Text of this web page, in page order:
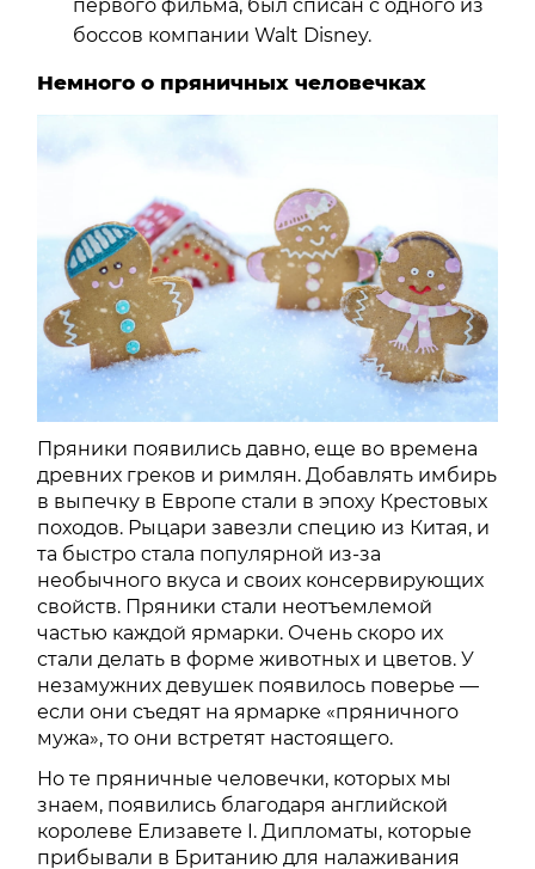
первого фильма, был списан с одного из
боссов компании Walt Disney.
Немного о пряничных человечках
Пряники появились давно, еще во времена
древних греков и римлян. Добавлять имбирь
в выпечку в Европе стали в эпоху Крестовых
походов. Рыцари завезли специю из Китая, и
та быстро стала популярной из-за
необычного вкуса и своих консервирующих
свойств. Пряники стали неотъемлемой
частью каждой ярмарки. Очень скоро их
стали делать в форме животных и цветов. У
незамужних девушек появилось поверье —
если они съедят на ярмарке «пряничного
мужа», то они встретят настоящего.
Но те пряничные человечки, которых мы
знаем, появились благодаря английской
королеве Елизавете I. Дипломаты, которые
прибывали в Британию для налаживания